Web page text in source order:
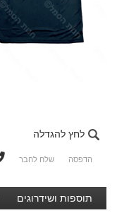
לחץ להגדלה
הדפסה שלח לחבר
תוספות ושידרוגים